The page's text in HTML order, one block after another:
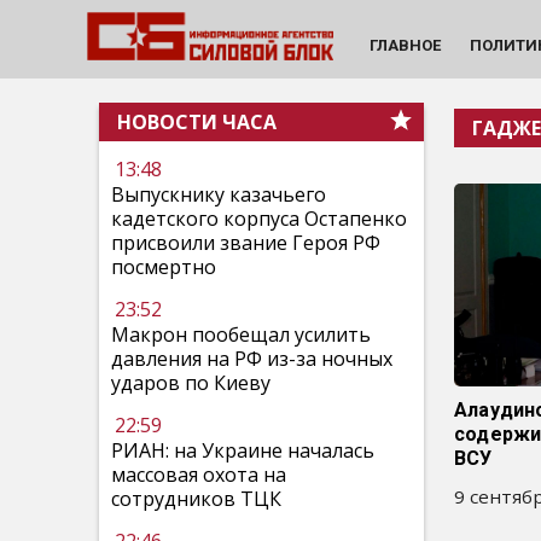
ГЛАВНОЕ
НОВОСТИ ЧАСА
13:48
Выпускнику казачьего
кадетского корпуса Остапенко
присвоили звание Героя РФ
посмертно
23:52
Макрон пообещал усилить
давления на РФ из-за ночных
ударов по Киеву
22:59
РИАН: на Украине началась
массовая охота на
сотрудников ТЦК
ВСУ
9